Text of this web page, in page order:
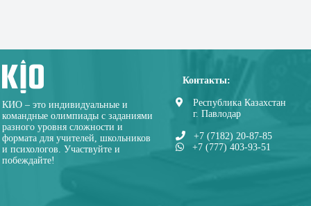
КИО – это индивидуальные и
командные олимпиады с заданиями
разного уровня сложности и
формата для учителей, школьников
и психологов. Участвуйте и
побеждайте!
Контакты:
Республика Казахстан
г. Павлодар
+7 (7182) 20-87-85
+7 (777) 403-93-51